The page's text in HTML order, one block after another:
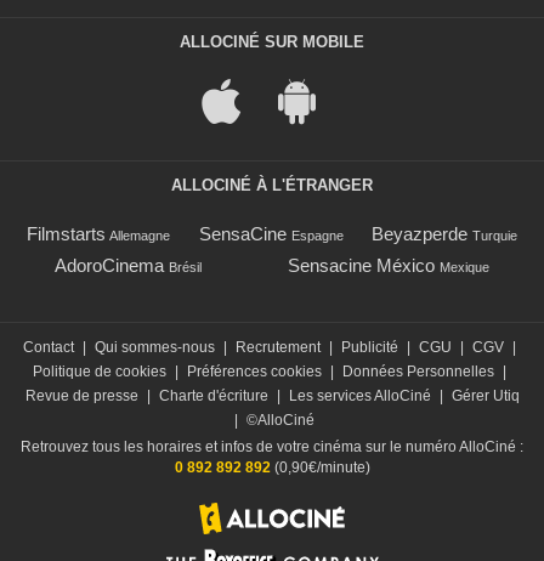
ALLOCINÉ SUR MOBILE
ALLOCINÉ À L'ÉTRANGER
Filmstarts Allemagne SensaCine Espagne Beyazperde Turquie
AdoroCinema Brésil Sensacine México Mexique
Contact Qui sommes-nous Recrutement Publicité CGU CGV
Politique de cookies
Préférences cookies Données Personnelles
Revue de presse
Charte d'écriture Les services AlloCiné
Gérer Utiq
©AlloCiné
Retrouvez tous les horaires et infos de votre cinéma sur le numéro AlloCiné :
0 892 892 892(0,90€/minute)